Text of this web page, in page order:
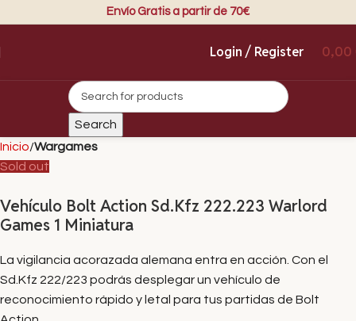
Envío Gratis a partir de 70€
Login / Register 0,00
Search
Inicio Wargames
Sold out
Vehículo Bolt Action Sd.Kfz 222.223 Warlord
Games 1 Miniatura
La vigilancia acorazada alemana entra en acción. Con el
Sd.Kfz 222/223 podrás desplegar un vehículo de
reconocimiento rápido y letal para tus partidas de Bolt